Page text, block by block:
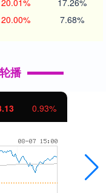
20.01% 17.26%
20.00% 7.68%
播
0.93%